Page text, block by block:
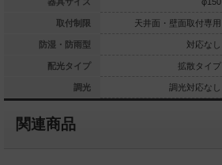
取付制限
防湿・防雨型
配光タイプ
調光
壁面取付専用
対応なし
拡散タイプ
天井面・壁面取付専用
対応なし
拡散タイプ
調光対応なし
関連商品